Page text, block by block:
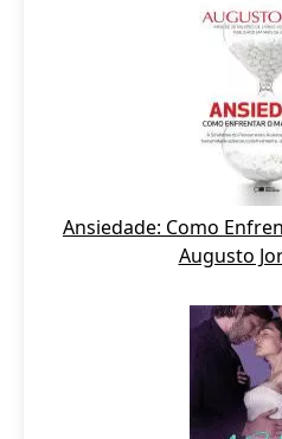
Ansiedade: Como
Augusto